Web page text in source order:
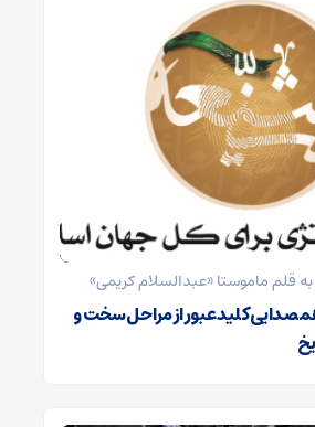
قلم ماموستا «عبدالسلام کریمی»
کلید عبور از مراحل سخت و